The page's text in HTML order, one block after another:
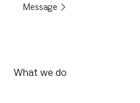
Message
What we do